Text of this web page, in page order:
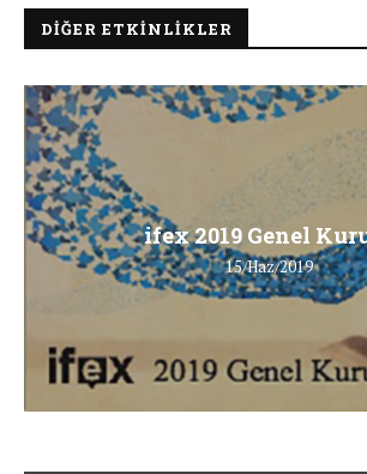
DIĞER ETKINLIKLER
ifex 2019 Genel
15/Haz/2019